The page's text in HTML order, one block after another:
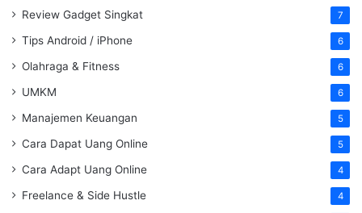
Review Gadget Singkat 7
Tips Android / iPhone 6
Olahraga & Fitness 6
UMKM 6
Manajemen Keuangan 5
Cara Dapat Uang Online 5
Cara Adapt Uang Online 4
Freelance & Side Hustle 4